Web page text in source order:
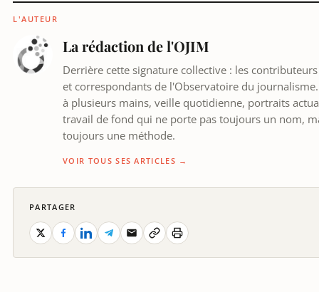
PARTAGER
L'AUTEUR
La rédaction de l'OJIM
Derrière cette signature collective : les
et correspondants de l'Observatoire du
à plusieurs mains, veille quotidienne, portraits
travail de fond qui ne porte pas toujours un nom,
toujours une méthode.
VOIR TOUS SES ARTICLES →